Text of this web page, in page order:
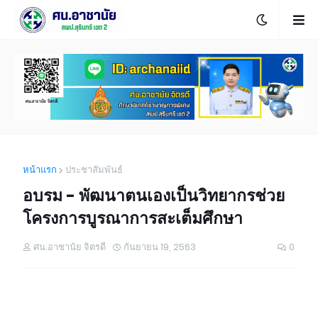
หน้าแรก ประชาสัมพันธ์
อบรม - พัฒนาตนเองเป็นวิทยากรช่วย
โครงการบูรณาการสะเต็มศึกษา
ศน.อาชานัย จิตรดี กันยายน 19, 2563 0